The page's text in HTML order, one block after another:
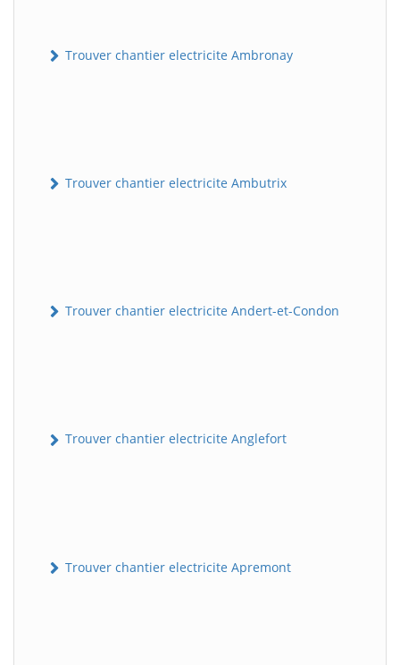
Trouver chantier electricite Ambronay
Trouver chantier electricite Ambutrix
Trouver chantier electricite Andert-et-Condon
Trouver chantier electricite Anglefort
Trouver chantier electricite Apremont